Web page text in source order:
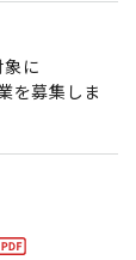
に
を募集しま